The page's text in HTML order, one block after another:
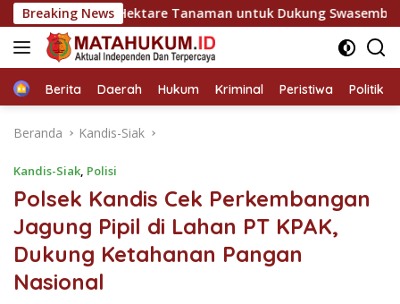
Langsung
ke
konten
Breaking News
12 Hektare Tanaman untuk Dukung Swasembada Pangan
HomeBerita Daerah Hukum Kriminal Peristiwa Politik
Beranda Kandis-Siak
Kandis-Siak, Polisi
Polsek Kandis Cek Perkembangan
Jagung Pipil di Lahan PT KPAK,
Dukung Ketahanan Pangan
Nasional